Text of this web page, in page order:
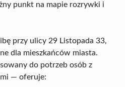
punkt na mapie rozrywki i
przy ulicy 29 Listopada 33,
dla mieszkańców miasta.
do potrzeb osób z
— oferuje: